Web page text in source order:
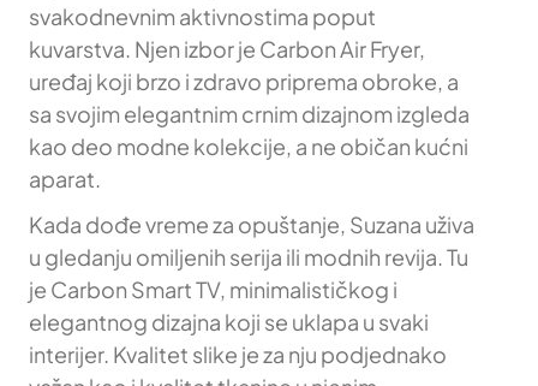
svakodnevnim aktivnostima poput
kuvarstva. Njen izbor je Carbon Air Fryer,
uređaj koji brzo i zdravo priprema obroke, a
sa svojim elegantnim crnim dizajnom izgleda
kao deo modne kolekcije, a ne običan kućni
aparat.
Kada dođe vreme za opuštanje, Suzana uživa
u gledanju omiljenih serija ili modnih revija. Tu
je Carbon Smart TV, minimalističkog i
elegantnog dizajna koji se uklapa u svaki
interijer. Kvalitet slike je za nju podjednako